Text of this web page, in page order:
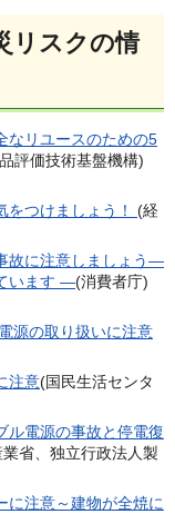
リスクの情
なリユースのための5
評価技術基盤機構)
をつけましょう！ (経
故に注意しましょう―
います ―(消費者庁)
源の取り扱いに注意
注意(国民生活センタ
ル電源の事故と停電復
省、独立行政法人製
に注意～建物が全焼に